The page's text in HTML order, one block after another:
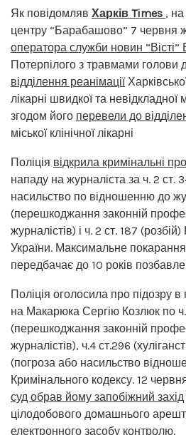
Як повідомляв Харків Times , на
центру “Барабашово” 7 червня
оператора служби новин
Потерпілого з травмами голови
відділення реанімації
лікарні швидкої та
згодом його перевели до
міської клінічної лікарні
Поліція відкрила кримінальні
нападу на журналіста за ч. 2 ст.
насильство по відношенню до
(перешкоджання законній
журналістів) і ч. 2 ст. 187
України. Максимальне
передбачає до 10 років
Поліція оголосила про підозру
на Макарюка Сергію Козлюк по
(перешкоджання законній
журналістів), ч.4 ст.296
(погроза або насильство
Кримінального кодексу. 12
суд обрав йому запобіжний захід
цілодобового домашнього
електронного засобу контролю.